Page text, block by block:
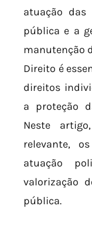
atuação das
pública e a
manutenção
Direito é
direitos
a proteção
Neste
relevante,
atuação
valorização
pública.